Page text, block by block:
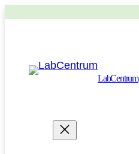
LabCentrum